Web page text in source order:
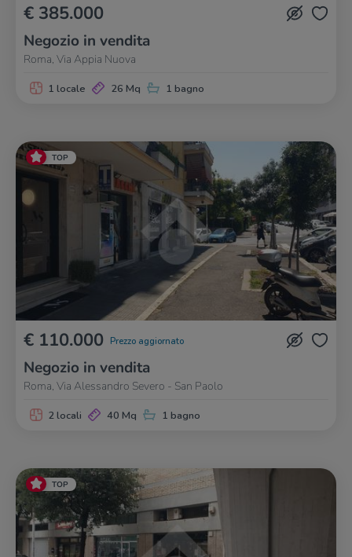
€ 385.000
Negozio in vendita
Roma, Via Appia Nuova
1 locale 26 Mq 1 bagno
TOP
€ 110.000 Prezzo aggiornato
Negozio in vendita
Roma, Via Alessandro Severo - San Paolo
2 locali 40 Mq 1 bagno
TOP